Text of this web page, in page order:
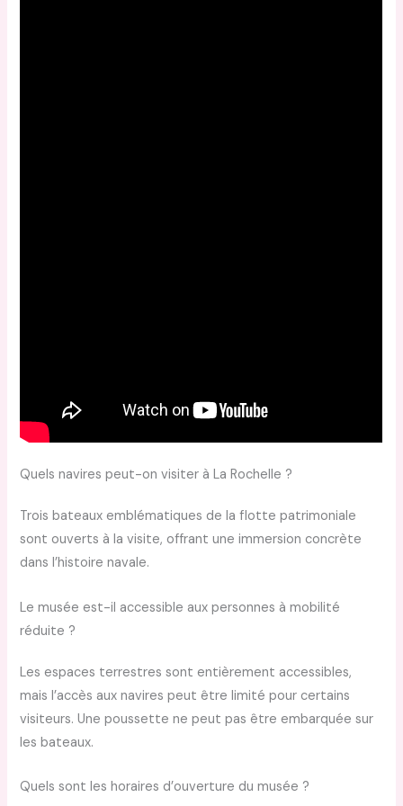
Quels navires peut-on visiter à La Rochelle ?
Trois bateaux emblématiques de la flotte patrimoniale
sont ouverts à la visite, offrant une immersion concrète
dans l’histoire navale.
Le musée est-il accessible aux personnes à mobilité
réduite ?
Les espaces terrestres sont entièrement accessibles,
mais l’accès aux navires peut être limité pour certains
visiteurs. Une poussette ne peut pas être embarquée sur
les bateaux.
Quels sont les horaires d’ouverture du musée ?